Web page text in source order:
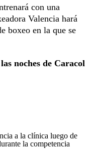
con una
Valencia hará
boxeo en la que se
noches de Caracol
a la clínica luego de
la competencia